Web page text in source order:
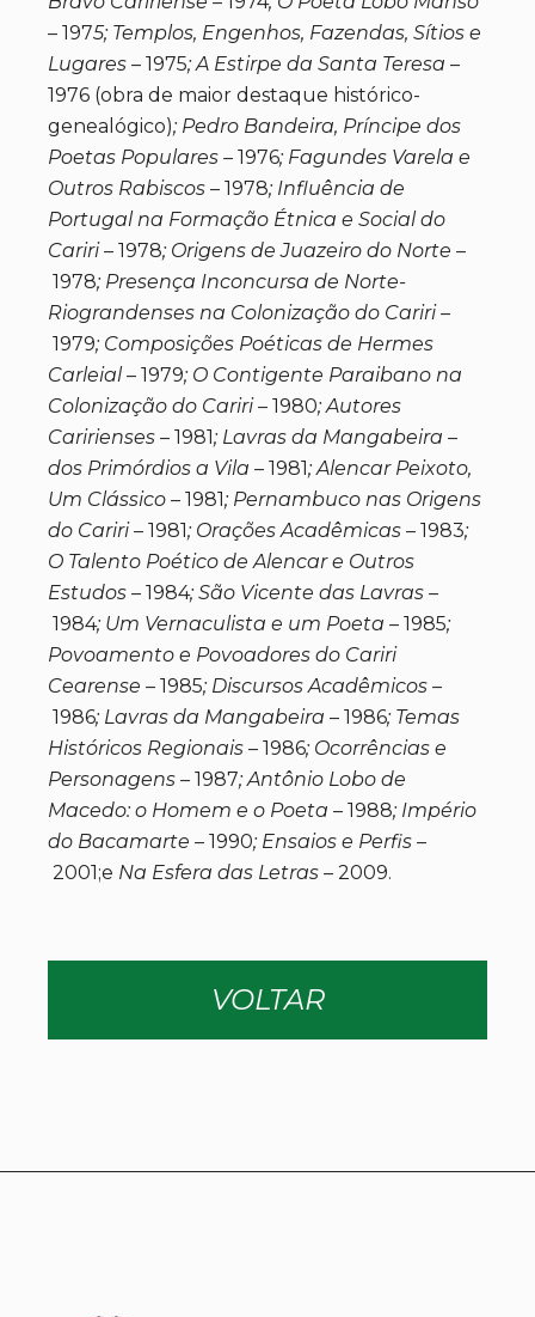
– 1975; Templos, Engenhos, Fazendas, Sítios e
Lugares – 1975; A Estirpe da Santa Teresa –
1976 (obra de maior destaque histórico-
genealógico); Pedro Bandeira, Príncipe dos
Poetas Populares – 1976; Fagundes Varela e
Outros Rabiscos – 1978; Influência de
Portugal na Formação Étnica e Social do
Cariri – 1978; Origens de Juazeiro do Norte –
1978; Presença Inconcursa de Norte-
Riograndenses na Colonização do Cariri –
1979; Composições Poéticas de Hermes
Carleial – 1979; O Contigente Paraibano na
Colonização do Cariri – 1980; Autores
Caririenses – 1981; Lavras da Mangabeira –
dos Primórdios a Vila – 1981; Alencar Peixoto,
Um Clássico – 1981; Pernambuco nas Origens
do Cariri – 1981; Orações Acadêmicas – 1983;
O Talento Poético de Alencar e Outros
Estudos – 1984; São Vicente das Lavras –
1984; Um Vernaculista e um Poeta – 1985;
Povoamento e Povoadores do Cariri
Cearense – 1985; Discursos Acadêmicos –
1986; Lavras da Mangabeira – 1986; Temas
Históricos Regionais – 1986; Ocorrências e
Personagens – 1987; Antônio Lobo de
Macedo: o Homem e o Poeta – 1988; Império
do Bacamarte – 1990; Ensaios e Perfis –
2001;e Na Esfera das Letras – 2009.
VOLTAR